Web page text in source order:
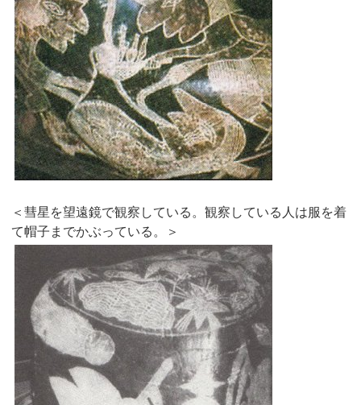
＜彗星を望遠鏡で観察している。観察している人は服を着
て帽子までかぶっている。＞